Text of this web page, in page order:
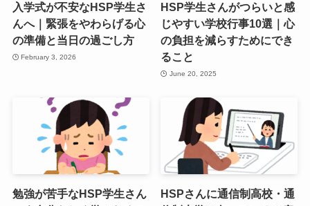
入学式が不安なHSP学生さ
んへ｜緊張をやわらげる心
の準備と当日の過ごし方
February 3, 2026
HSP学生さんがつらいと感
じやすい学校行事10選｜心
の負担を減らすためにでき
ること
June 20, 2025
勉強が苦手なHSP学生さん
HSPさんに通信制高校・通